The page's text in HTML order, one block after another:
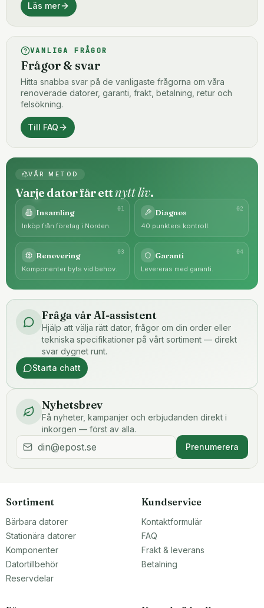
Läs mer
VANLIGA FRÅGOR
Frågor & svar
Hitta snabba svar på de vanligaste frågorna om våra
renoverade datorer, garanti, frakt, betalning, retur och
felsökning.
Till FAQ
VÅR METOD
Varje dator får ettnytt liv.
01
Insamling
Inköp från företag i Norden.
02
Diagnos
40 punkters kontroll.
03
Renovering
Komponenter byts vid behov.
04
Garanti
Levereras med garanti.
Fråga vår AI-assistent
Hjälp att välja rätt dator, frågor om din order eller
tekniska specifikationer på vårt sortiment — direkt
svar dygnet runt.
Starta chatt
Nyhetsbrev
Få nyheter, kampanjer och erbjudanden direkt i
inkorgen — först av alla.
Prenumerera
Sortiment
Bärbara datorer
Stationära datorer
Komponenter
Datortillbehör
Reservdelar
Kundservice
Kontaktformulär
FAQ
Frakt & leverans
Betalning